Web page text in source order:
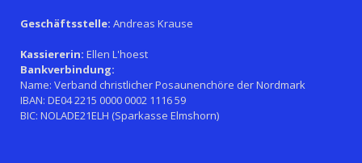
Geschäftsstelle: Andreas Krause
Kassiererin: Ellen L'hoest
Bankverbindung:
Name: Verband christlicher Posaunenchöre der Nordmark
IBAN: DE04 2215 0000 0002 1116 59
BIC: NOLADE21ELH (Sparkasse Elmshorn)